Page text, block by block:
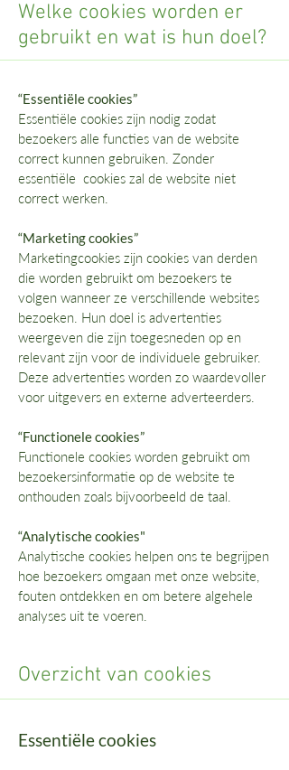
Welke cookies worden er
gebruikt en wat is hun doel?
“Essentiële cookies”
Essentiële cookies zijn nodig zodat
bezoekers alle functies van de website
correct kunnen gebruiken. Zonder
essentiële cookies zal de website niet
correct werken.
“Marketing cookies”
Marketingcookies zijn cookies van derden
die worden gebruikt om bezoekers te
volgen wanneer ze verschillende websites
bezoeken. Hun doel is advertenties
weergeven die zijn toegesneden op en
relevant zijn voor de individuele gebruiker.
Deze advertenties worden zo waardevoller
voor uitgevers en externe adverteerders.
“Functionele cookies”
Functionele cookies worden gebruikt om
bezoekersinformatie op de website te
onthouden zoals bijvoorbeeld de taal.
“Analytische cookies"
Analytische cookies helpen ons te begrijpen
hoe bezoekers omgaan met onze website,
fouten ontdekken en om betere algehele
analyses uit te voeren.
Overzicht van cookies
Essentiële cookies